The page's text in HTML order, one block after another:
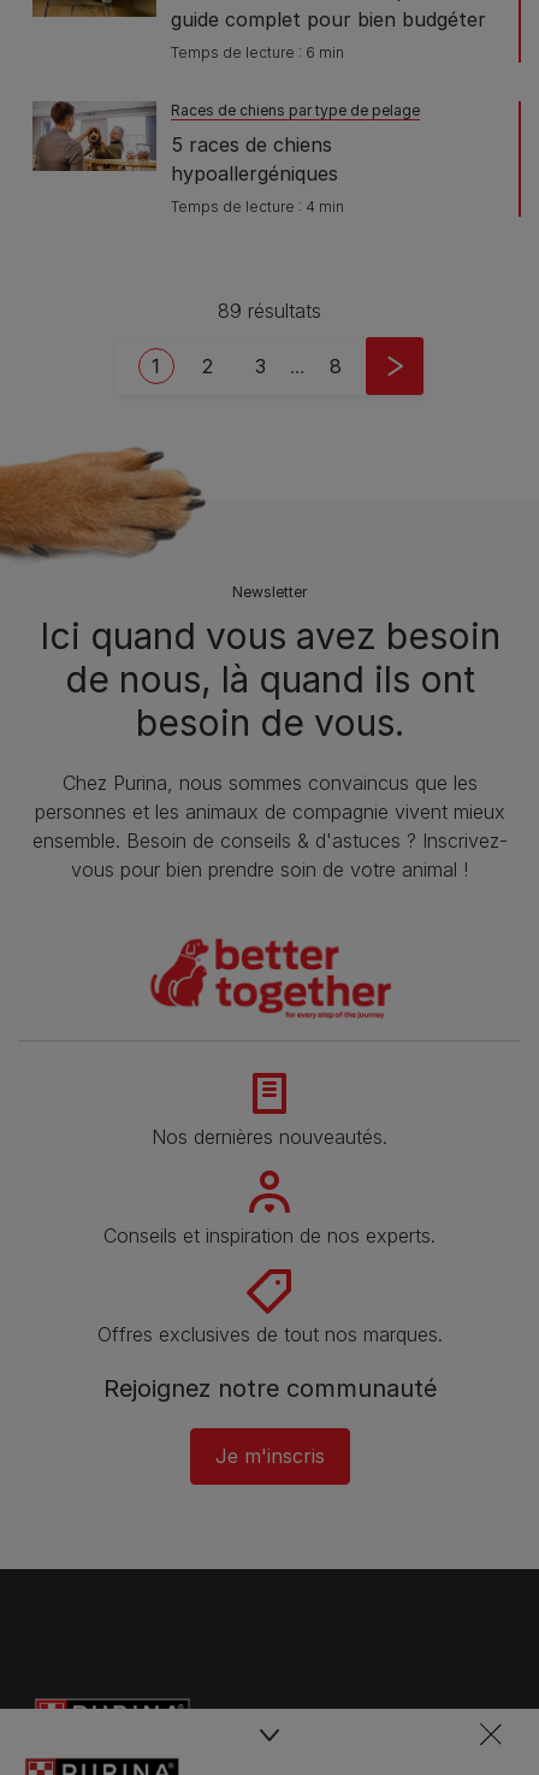
guide complet pour bien budgéter
Temps de lecture : 6 min
Races de chiens par type de pelage
5 races de chiens
hypoallergéniques
Temps de lecture : 4 min
89 résultats
Current page
1 Page
2 Page
3 … Last page
8
Newsletter
Ici quand vous avez besoin
de nous, là quand ils ont
besoin de vous.
Chez Purina, nous sommes convaincus que les
personnes et les animaux de compagnie vivent mieux
ensemble. Besoin de conseils & d'astuces ? Inscrivez-
vous pour bien prendre soin de votre animal !
Nos dernières nouveautés.
Conseils et inspiration de nos experts.
Offres exclusives de tout nos marques.
Rejoignez notre communauté
Je m'inscris